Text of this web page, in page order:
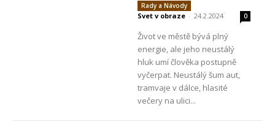
Rady a Návody
Svet v obraze - 24.2.2024 0
Život ve městě bývá plný
energie, ale jeho neustálý
hluk umí člověka postupně
vyčerpat. Neustálý šum aut,
tramvaje v dálce, hlasité
večery na ulici...